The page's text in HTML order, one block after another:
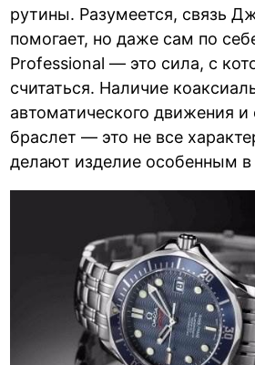
рутины. Разумеется, связь
помогает, но даже сам по
Professional — это сила, с
считаться. Наличие
автоматического движения
браслет — это не все
делают изделие особенным в